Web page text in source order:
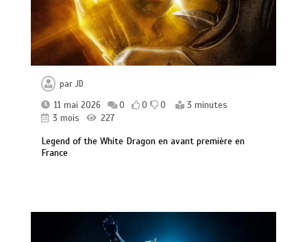
parJD
11 mai 2026
0 0 0
3 minutes
3 mois
227
Legend of the White Dragon en avant première en
France